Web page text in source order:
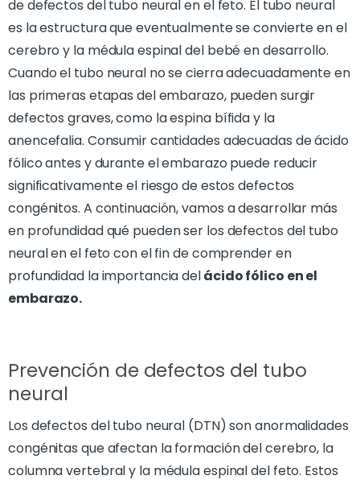
de defectos del tubo neural en el feto. El tubo neural
es la estructura que eventualmente se convierte en el
cerebro y la médula espinal del bebé en desarrollo.
Cuando el tubo neural no se cierra adecuadamente en
las primeras etapas del embarazo, pueden surgir
defectos graves, como la espina bífida y la
anencefalia. Consumir cantidades adecuadas de ácido
fólico antes y durante el embarazo puede reducir
significativamente el riesgo de estos defectos
congénitos. A continuación, vamos a desarrollar más
en profundidad qué pueden ser los defectos del tubo
neural en el feto con el fin de comprender en
profundidad la importancia delácido fólico en el
embarazo.
Prevención de defectos del tubo
neural
Los defectos del tubo neural (DTN) son anormalidades
congénitas que afectan la formación del cerebro, la
columna vertebral y la médula espinal del feto. Estos